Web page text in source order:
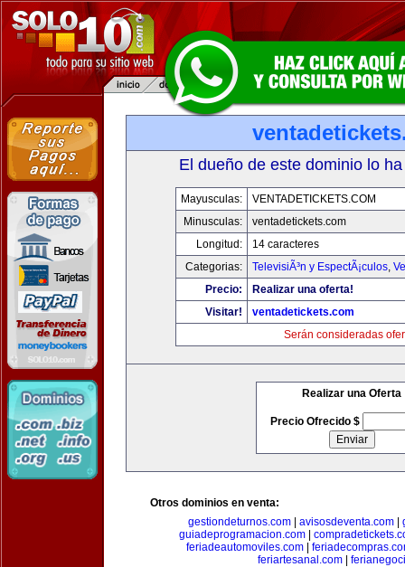
El dueño de este dominio lo
Mayusculas:
VENTADETICKETS.COM
Minusculas:
ventadetickets.com
Longitud:
14 caracteres
Categorias:
TelevisiÃ³n y EspectÃ¡culos,
Precio:
Realizar una oferta!
Visitar!
ventadetickets.com
Serán consideradas
Realizar una Oferta
Precio Ofrecido $
Otros dominios en venta:
gestiondeturnos.com| avisosdeventa.com|
guiadeprogramacion.com|
feriadeautomoviles.com
feriartesanal.com|